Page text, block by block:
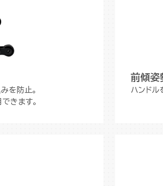
を防止。
きます。
前傾姿
ハンドル